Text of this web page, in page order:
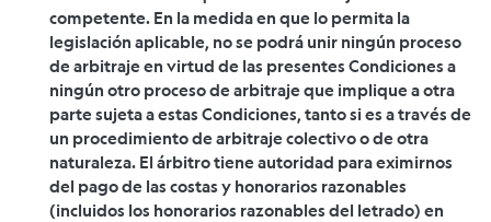
competente. En la medida en que lo permita la
legislación aplicable, no se podrá unir ningún proceso
de arbitraje en virtud de las presentes Condiciones a
ningún otro proceso de arbitraje que implique a otra
parte sujeta a estas Condiciones, tanto si es a través de
un procedimiento de arbitraje colectivo o de otra
naturaleza. El árbitro tiene autoridad para eximirnos
del pago de las costas y honorarios razonables
(incluidos los honorarios razonables del letrado) en